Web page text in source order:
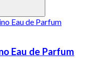
Eau de Parfum